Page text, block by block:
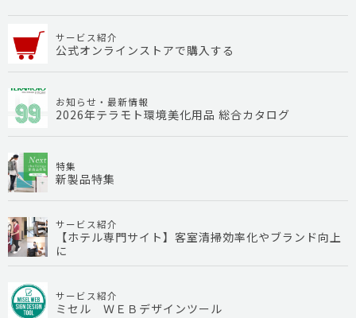
サービス紹介
公式オンラインストアで購入する
お知らせ・最新情報
2026年テラモト環境美化用品 総合カタログ
特集
新製品特集
サービス紹介
【ホテル専門サイト】客室清掃効率化やブランド向上
に
サービス紹介
ミセル ＷＥＢデザインツール